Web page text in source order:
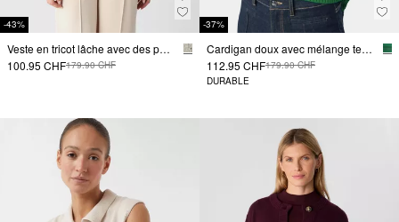
-43%
Veste en tricot lâche avec des paillettes discrètes
100.95 CHF179.90 CHF
-37%
Cardigan doux avec mélange texturé
112.95 CHF179.90 CHF
DURABLE